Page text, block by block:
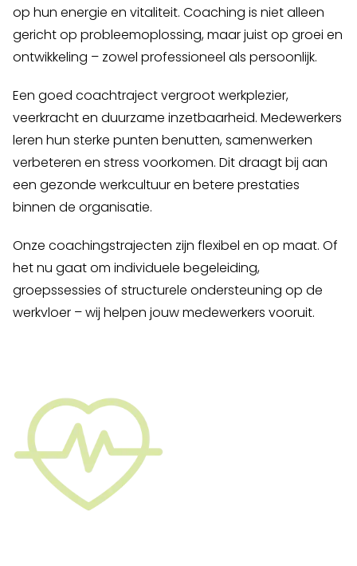
op hun energie en vitaliteit. Coaching is niet alleen
gericht op probleemoplossing, maar juist op groei en
ontwikkeling – zowel professioneel als persoonlijk.
Een goed coachtraject vergroot werkplezier,
veerkracht en duurzame inzetbaarheid. Medewerkers
leren hun sterke punten benutten, samenwerken
verbeteren en stress voorkomen. Dit draagt bij aan
een gezonde werkcultuur en betere prestaties
binnen de organisatie.
Onze coachingstrajecten zijn flexibel en op maat. Of
het nu gaat om individuele begeleiding,
groepssessies of structurele ondersteuning op de
werkvloer – wij helpen jouw medewerkers vooruit.